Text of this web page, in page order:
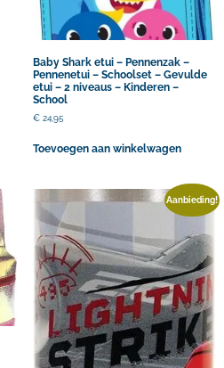
Baby Shark etui – Pennenzak –
Pennenetui – Schoolset – Gevulde
etui – 2 niveaus – Kinderen –
School
€24,95
Toevoegen aan winkelwagen
Aanbieding!